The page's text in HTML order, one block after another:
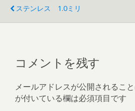
ステンレス 1.0ミリ
コメントを残す
メールアドレスが公開されること
が付いている欄は必須項目です